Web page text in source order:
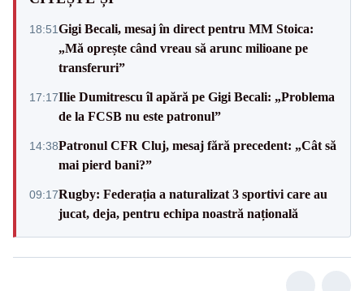
18:51Gigi Becali, mesaj în direct pentru MM Stoica:
„Mă oprește când vreau să arunc milioane pe
transferuri”
17:17Ilie Dumitrescu îl apără pe Gigi Becali: „Problema
de la FCSB nu este patronul”
14:38Patronul CFR Cluj, mesaj fără precedent: „Cât să
mai pierd bani?”
09:17Rugby: Federația a naturalizat 3 sportivi care au
jucat, deja, pentru echipa noastră națională